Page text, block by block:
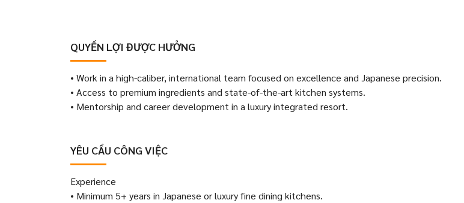
QUYỀN LỢI ĐƯỢC HƯỞNG
• Work in a high-caliber, international team focused on excellence and Japanese precision.
• Access to premium ingredients and state-of-the-art kitchen systems.
• Mentorship and career development in a luxury integrated resort.
YÊU CẦU CÔNG VIỆC
Experience
• Minimum 5+ years in Japanese or luxury fine dining kitchens.